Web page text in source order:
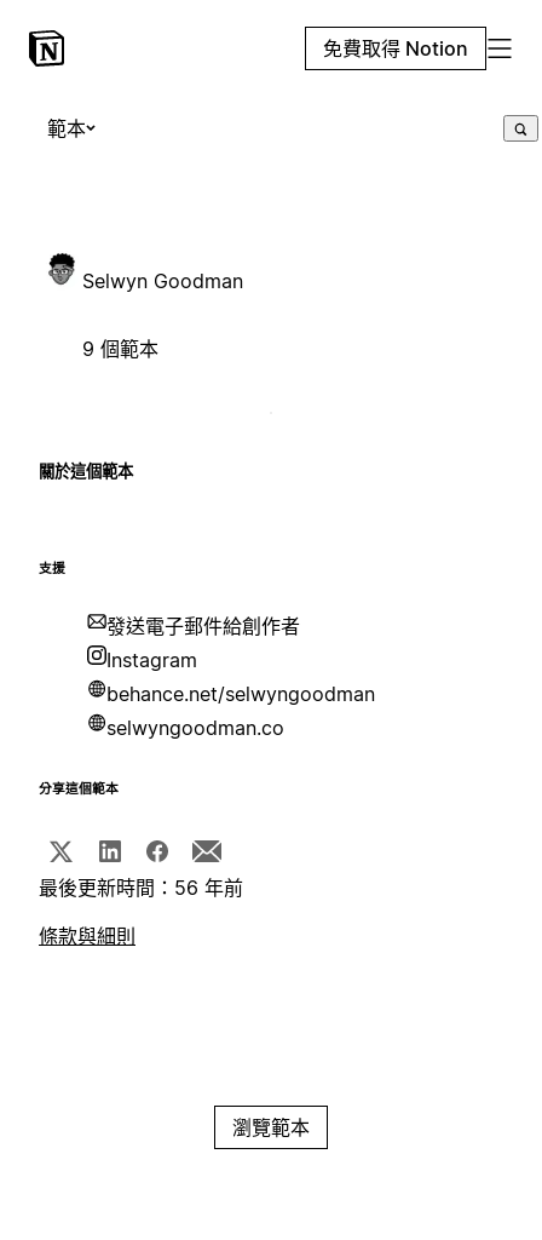
免費取得 Notion
範本
Selwyn Goodman
9 個範本
關於這個範本
支援
發送電子郵件給創作者
Instagram
behance.net/selwyngoodman
selwyngoodman.co
分享這個範本
最後更新時間：56 年前
條款與細則
瀏覽範本